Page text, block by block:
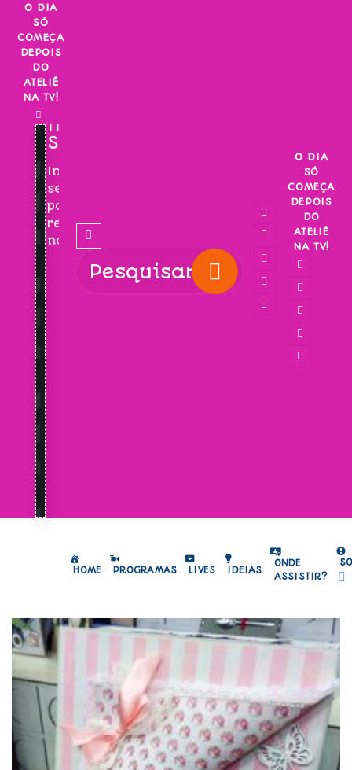
Skip
content
O DIA
SÓ
COMEÇA
DEPOIS
DO
ATELIÊ
NA TV!
INSCREVA-
SE!
Inscreva-
se
para
receber
novidades!
O DIA
SÓ
COMEÇA
DEPOIS
DO
ATELIÊ
NA TV!
HOME PROGRAMAS LIVES IDEIAS
ONDE
ASSISTIR?